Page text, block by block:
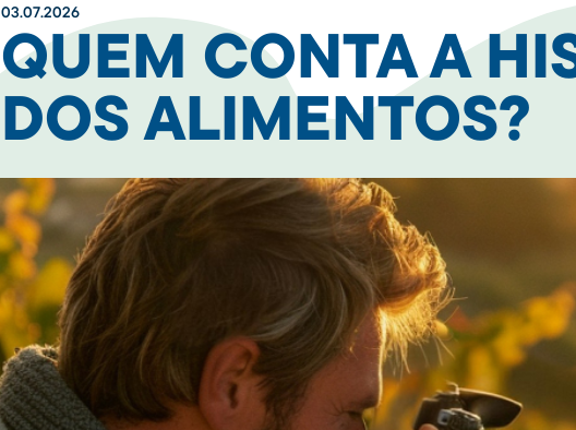
03.07.2026
QUEM CONTA A
DOS ALIMENTOS?